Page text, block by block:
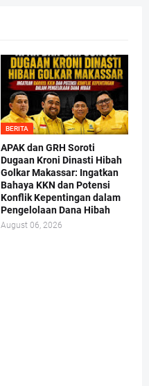
BERITA
APAK dan GRH Soroti
Dugaan Kroni Dinasti Hibah
Golkar Makassar: Ingatkan
Bahaya KKN dan Potensi
Konflik Kepentingan dalam
Pengelolaan Dana Hibah
August 06, 2026